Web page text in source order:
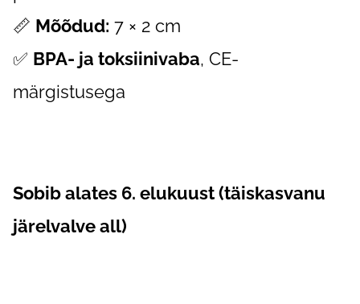
📏 Mõõdud: 7 × 2 cm
✅ BPA- ja toksiinivaba, CE-
märgistusega
Sobib alates 6. elukuust (täiskasvanu
järelvalve all)